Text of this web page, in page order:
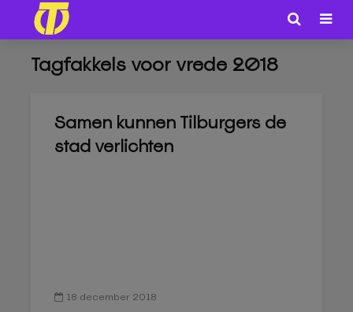
Tagfakkels voor vrede 2018
Samen kunnen Tilburgers de
stad verlichten
18 december 2018